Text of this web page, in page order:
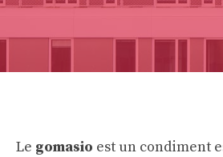
Le gomasio est un condiment